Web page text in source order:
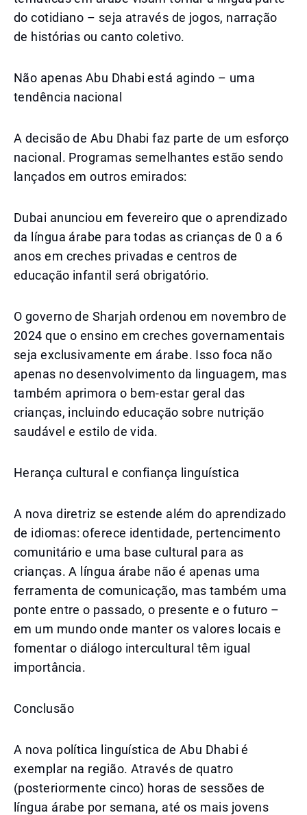
do cotidiano – seja através de jogos, narração
de histórias ou canto coletivo.
Não apenas Abu Dhabi está agindo – uma
tendência nacional
A decisão de Abu Dhabi faz parte de um esforço
nacional. Programas semelhantes estão sendo
lançados em outros emirados:
Dubai anunciou em fevereiro que o aprendizado
da língua árabe para todas as crianças de 0 a 6
anos em creches privadas e centros de
educação infantil será obrigatório.
O governo de Sharjah ordenou em novembro de
2024 que o ensino em creches governamentais
seja exclusivamente em árabe. Isso foca não
apenas no desenvolvimento da linguagem, mas
também aprimora o bem-estar geral das
crianças, incluindo educação sobre nutrição
saudável e estilo de vida.
Herança cultural e confiança linguística
A nova diretriz se estende além do aprendizado
de idiomas: oferece identidade, pertencimento
comunitário e uma base cultural para as
crianças. A língua árabe não é apenas uma
ferramenta de comunicação, mas também uma
ponte entre o passado, o presente e o futuro –
em um mundo onde manter os valores locais e
fomentar o diálogo intercultural têm igual
importância.
Conclusão
A nova política linguística de Abu Dhabi é
exemplar na região. Através de quatro
(posteriormente cinco) horas de sessões de
língua árabe por semana, até os mais jovens